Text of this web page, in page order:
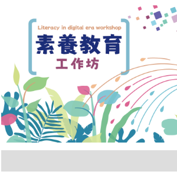
素養教育工作坊
Literacy in digital era workshop